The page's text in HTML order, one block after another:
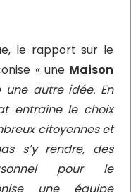
le rapport sur le
« une Maison
une autre idée. En
entraîne le choix
citoyennes et
s’y rendre, des
pour le